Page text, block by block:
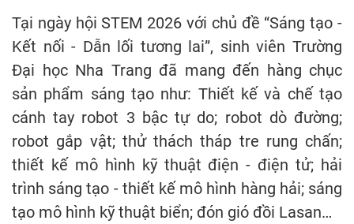
Tại ngày hội STEM 2026 với chủ đề “Sáng tạo -
Kết nối - Dẫn lối tương lai”, sinh viên Trường
Đại học Nha Trang đã mang đến hàng chục
sản phẩm sáng tạo như: Thiết kế và chế tạo
cánh tay robot 3 bậc tự do; robot dò đường;
robot gắp vật; thử thách tháp tre rung chấn;
thiết kế mô hình kỹ thuật điện - điện tử; hải
trình sáng tạo - thiết kế mô hình hàng hải; sáng
tạo mô hình kỹ thuật biển; đón gió đồi Lasan…